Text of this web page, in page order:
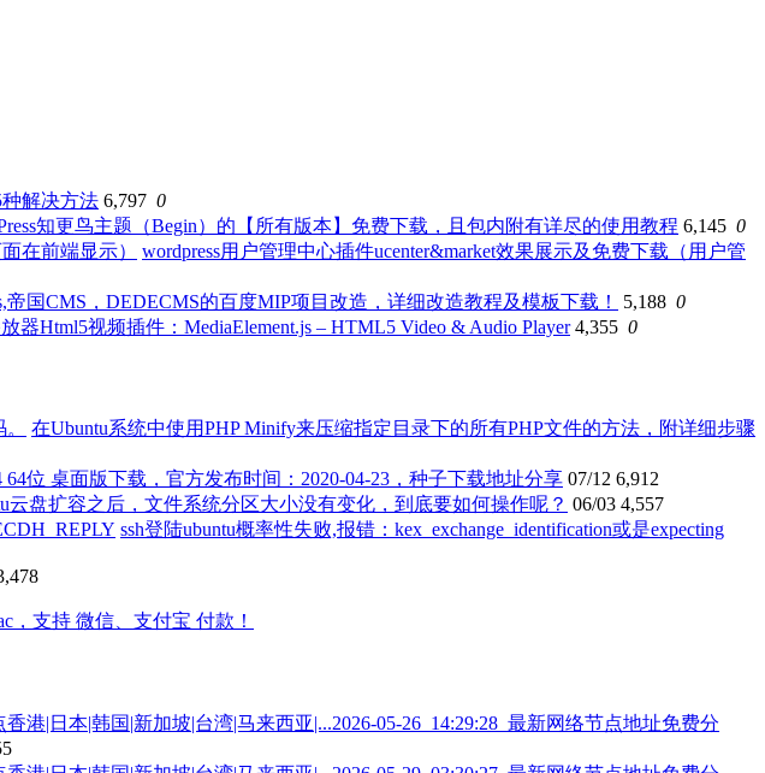
解决方法 6,797 0
知更鸟主题（Begin）的【所有版本】免费下载，且包内附有详尽的使用教程 6,145 0
wordpress用户管理中心插件ucenter&market效果展示及免费下载（用户管
帝国CMS，DEDECMS的百度MIP项目改造，详细改造教程及模板下载！
5,188 0
放器Html5视频插件：MediaElement.js – HTML5 Video & Audio Player 4,355 0
在Ubuntu系统中使用PHP Minify来压缩指定目录下的所有PHP文件的方法，附详细步骤
64位 桌面版下载，官方发布时间：2020-04-23，种子下载地址分享 07/12 6,912
云盘扩容之后，文件系统分区大小没有变化，到底要如何操作呢？ 06/03 4,557
ssh登陆ubuntu概率性失败,报错：kex_exchange_identification或是expecting
2026-05-26_14:29:28_最新网络节点地址免费分